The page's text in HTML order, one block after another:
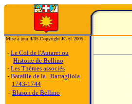
Mise à jour 4/05 Copyright JG © 2005
- Le Col de l'Autaret ou
Histoire de Bellino
- Les Thèmes associés
- Bataille de la Battagliola
1743-1744
- Blason de Bellino